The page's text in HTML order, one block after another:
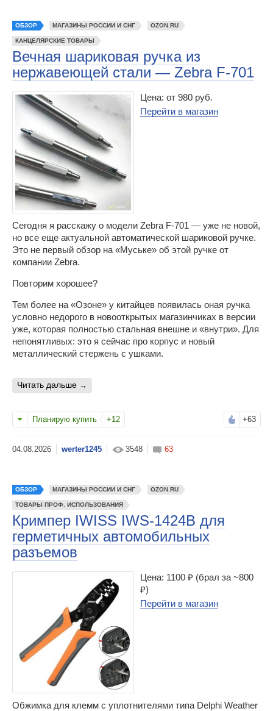
ОБЗОР МАГАЗИНЫ РОССИИ И СНГ OZON.RU
КАНЦЕЛЯРСКИЕ ТОВАРЫ
Вечная шариковая ручка из
нержавеющей стали — Zebra F-701
Цена: от 980 руб.
Перейти в магазин
Сегодня я расскажу о модели Zebra F-701 — уже не новой,
но все еще актуальной автоматической шариковой ручке.
Это не первый обзор на «Муське» об этой ручке от
компании Zebra.
Повторим хорошее?
Тем более на «Озоне» у китайцев появилась оная ручка
условно недорого в новооткрытых магазинчиках в версии
уже, которая полностью стальная внешне и «внутри». Для
непонятливых: это я сейчас про корпус и новый
металлический стержень с ушками.
читать дальше
Планирую купить +12 +63
werter1245 3548 63
ОБЗОР МАГАЗИНЫ РОССИИ И СНГ OZON.RU
ТОВАРЫ ПРОФ. ИСПОЛЬЗОВАНИЯ
Кримпер IWISS IWS-1424B для
герметичных автомобильных
разъемов
Цена: 1100 ₽ (брал за ~800
₽)
Перейти в магазин
Обжимка для клемм с уплотнителями типа Delphi Weather